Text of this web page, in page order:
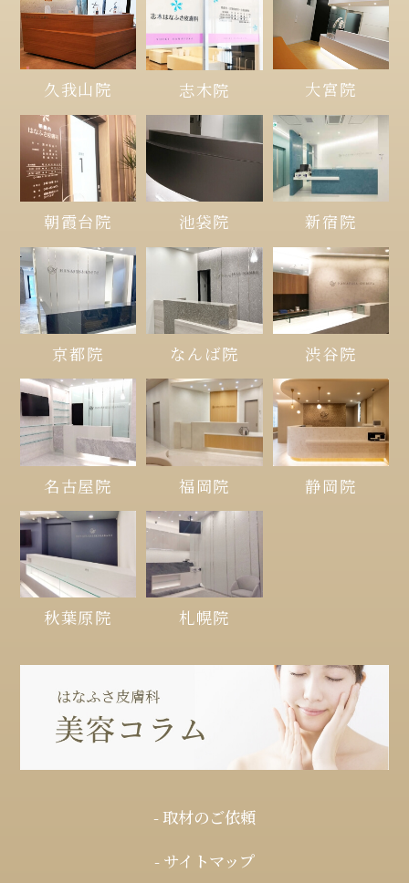
久我山院 志木院 大宮院
朝霞台院 池袋院 新宿院
京都院 なんば院 渋谷院
名古屋院 福岡院 静岡院
秋葉原院 札幌院
- 取材のご依頼
- サイトマップ